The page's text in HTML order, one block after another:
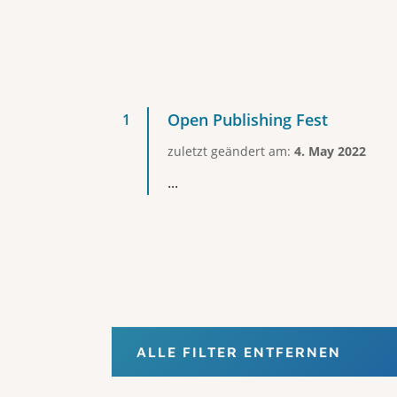
Open Publishing Fest
zuletzt geändert am: 4. May 2022
...
ALLE FILTER ENTFERNEN